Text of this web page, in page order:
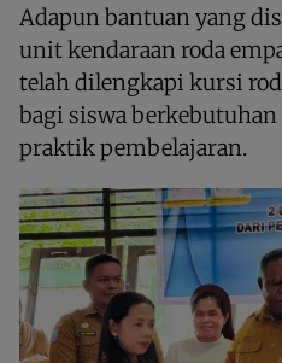
Adapun bantuan yang
unit kendaraan roda
telah dilengkapi kursi
bagi siswa berkebutuhan
praktik pembelajaran.